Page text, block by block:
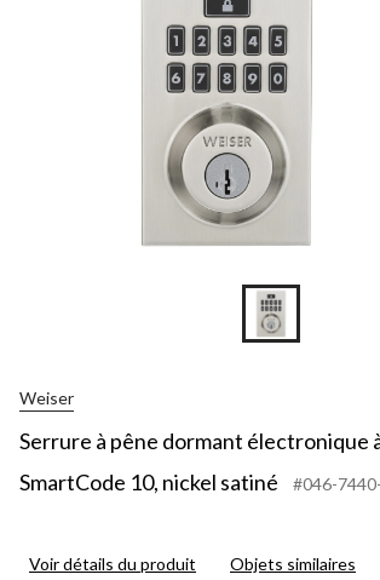
Weiser
Serrure à pêne dormant électronique
SmartCode 10, nickel satiné
#046-
Voir détails du produit Objets similaires